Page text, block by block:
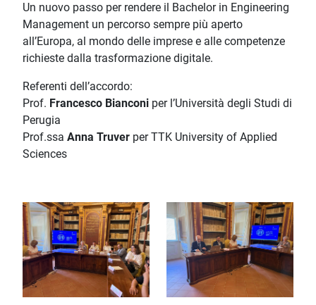
Un nuovo passo per rendere il Bachelor in Engineering
Management un percorso sempre più aperto
all’Europa, al mondo delle imprese e alle competenze
richieste dalla trasformazione digitale.
Referenti dell’accordo:
Prof. Francesco Bianconi per l’Università degli Studi di
Perugia
Prof.ssa Anna Truver per TTK University of Applied
Sciences